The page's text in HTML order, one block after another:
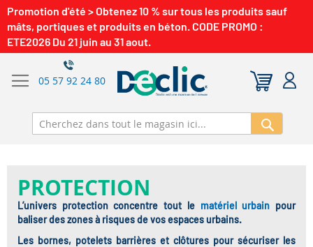
Promotion d'été > Obtenez 10 % sur tous les produits sauf
mâts, portiques et produits en béton. CODE PROMO :
ETE2026 Du 21 juin au 31 aout.
05 57 92 24 80
PROTECTION
L’univers protection concentre tout le matériel urbain pour
baliser des zones à risques de vos espaces urbains.
Les bornes, potelets barrières et clôtures pour sécuriser les